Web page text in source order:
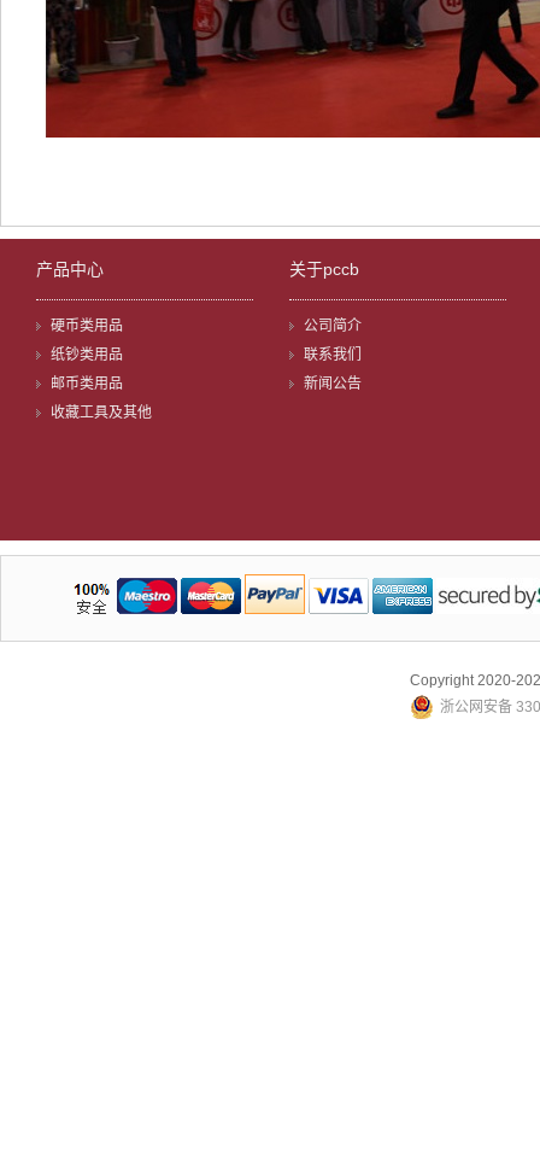
产品中心
硬币类用品
纸钞类用品
邮币类用品
收藏工具及其他
关于pccb
公司简介
联系我们
新闻公告
Copyright 2020-
浙公网安备